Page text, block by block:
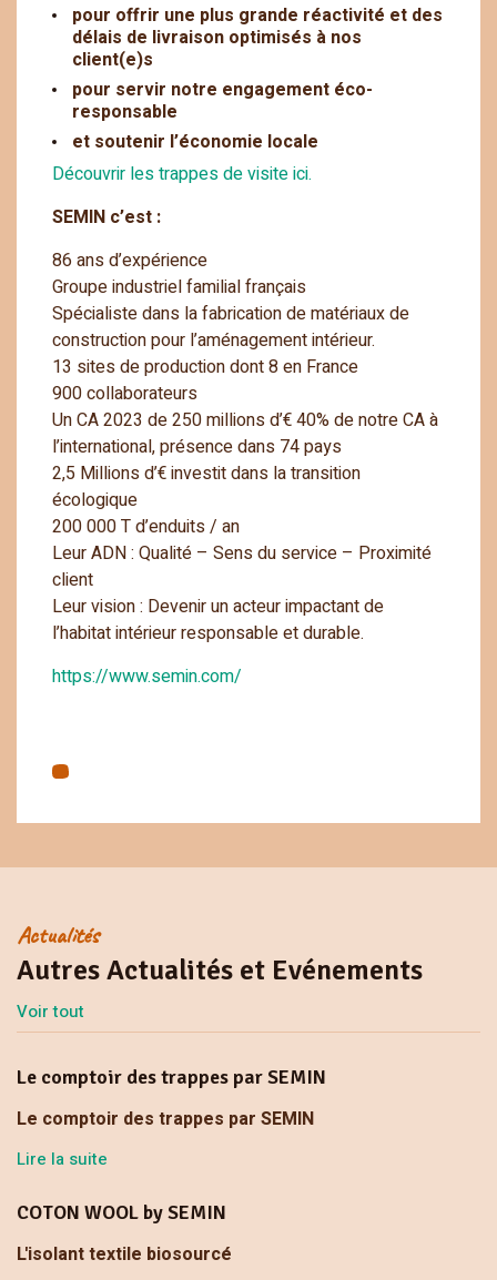
pour offrir une plus grande réactivité et des
délais de livraison optimisés à nos
client(e)s
pour servir notre engagement éco-
responsable
et soutenir l’économie locale
Découvrir les trappes de visite ici.
SEMIN c’est :
86 ans d’expérience
Groupe industriel familial français
Spécialiste dans la fabrication de matériaux de
construction pour l’aménagement intérieur.
13 sites de production dont 8 en France
900 collaborateurs
Un CA 2023 de 250 millions d’€ 40% de notre CA à
l’international, présence dans 74 pays
2,5 Millions d’€ investit dans la transition
écologique
200 000 T d’enduits / an
Leur ADN : Qualité – Sens du service – Proximité
client
Leur vision : Devenir un acteur impactant de
l’habitat intérieur responsable et durable.
https://www.semin.com/
Autres Actualités et Evénements
Actualités
Voir tout
Le comptoir des trappes par SEMIN
Le comptoir des trappes par SEMIN
Lire la suite
COTON WOOL by SEMIN
L'isolant textile biosourcé